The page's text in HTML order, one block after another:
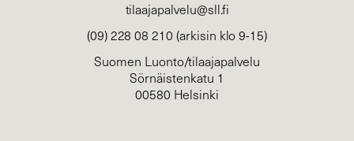
tilaajapalvelu@sll.fi
(09) 228 08 210 (arkisin klo 9-15)
Suomen Luonto/tilaajapalvelu
Sörnäistenkatu 1
00580 Helsinki